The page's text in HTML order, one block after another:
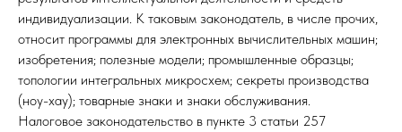
индивидуализации. К таковым законодатель, в числе прочих,
относит программы для электронных вычислительных машин;
изобретения; полезные модели; промышленные образцы;
топологии интегральных микросхем; секреты производства
(ноу-хау); товарные знаки и знаки обслуживания.
Налоговое законодательство в пункте 3 статьи 257